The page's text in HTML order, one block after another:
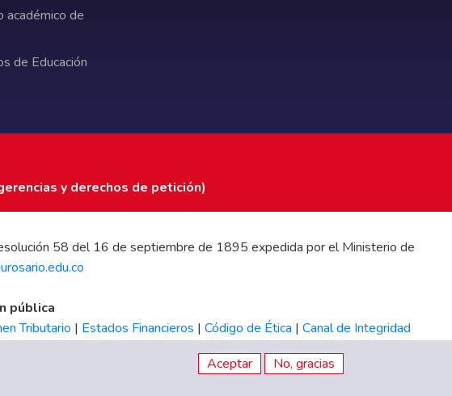
académico de
de Educación
y derechos de petición)
58 del 16 de septiembre de 1895 expedida por el Ministerio de
pública
Tributario | Estados Financieros | Código de Ética | Canal de Integridad
Aceptar No, gracias